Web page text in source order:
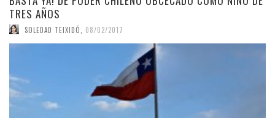
TRES AÑOS
SOLEDAD TEIXIDÓ 08/02/2017